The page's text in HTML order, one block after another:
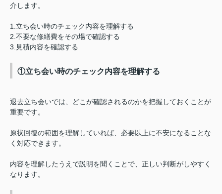
介します。
1.立ち会い時のチェック内容を理解する
2.不要な修繕費をその場で確認する
3.見積内容を確認する
①立ち会い時のチェック内容を理解する
退去立ち会いでは、どこが確認されるのかを把握しておくことが
重要です。
原状回復の範囲を理解していれば、必要以上に不安になることな
く対応できます。
内容を理解したうえで説明を聞くことで、正しい判断がしやすく
なります。